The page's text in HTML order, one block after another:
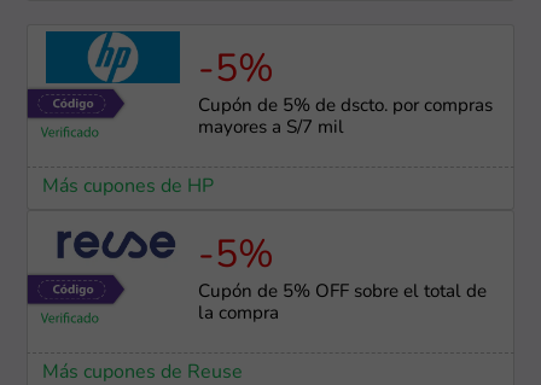
-5%
Cupón de 5% de dscto. por compras
mayores a S/7 mil
Más cupones de HP
-5%
Cupón de 5% OFF sobre el total de
la compra
Más cupones de Reuse